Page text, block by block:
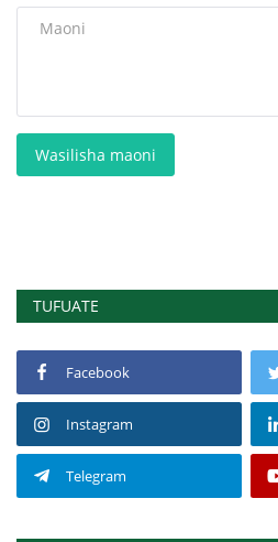
Wasilisha maoni
TUFUATE
Facebook
Instagram
Telegram